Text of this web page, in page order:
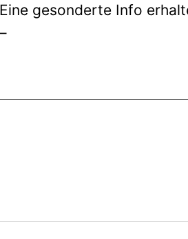
Eine gesonderte Info
–